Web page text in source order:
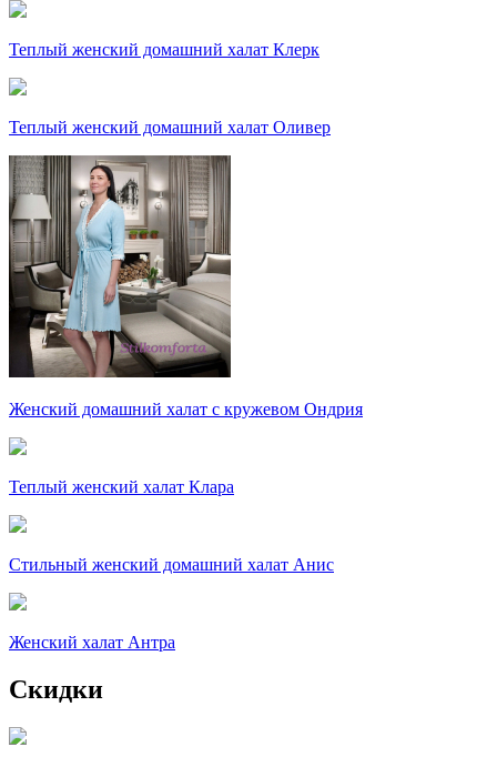
Теплый женский домашний халат Клерк
Теплый женский домашний халат Оливер
Женский домашний халат с кружевом Ондрия
Теплый женский халат Клара
Стильный женский домашний халат Анис
Женский халат Антра
Скидки